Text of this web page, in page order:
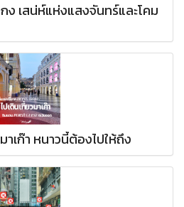
ง เสน่ห์แห่งแสงจันทร์และโคม
เก๊า หนาวนี้ต้องไปให้ถึง